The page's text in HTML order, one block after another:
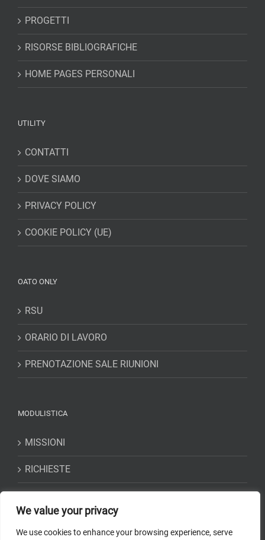
We value your privacy
We use cookies to enhance your browsing experience, serve
PROGETTI
RISORSE BIBLIOGRAFICHE
HOME PAGES PERSONALI
UTILITY
CONTATTI
DOVE SIAMO
PRIVACY POLICY
COOKIE POLICY (UE)
OATO ONLY
RSU
ORARIO DI LAVORO
PRENOTAZIONE SALE RIUNIONI
MODULISTICA
MISSIONI
RICHIESTE